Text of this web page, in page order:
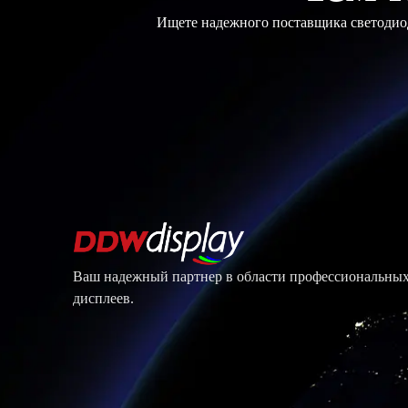
Ищете надежного поставщика
Ваш надежный партнер в области
дисплеев.